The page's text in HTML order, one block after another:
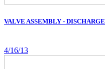
VALVE ASSEMBLY - DISCHARGE
4/16/13